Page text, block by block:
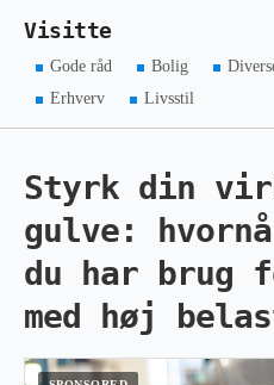
Visitte
Gode råd Bolig
Erhverv
Livsstil
Styrk din
gulve:
du har brug
med høj